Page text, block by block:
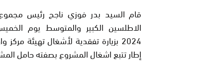
قام السيد بدر فوزي ناجح رئيس
2024 بزيارة تفقدية لأشغال تهيئة
إطار تتبع اشغال المشروع بصفته حامل